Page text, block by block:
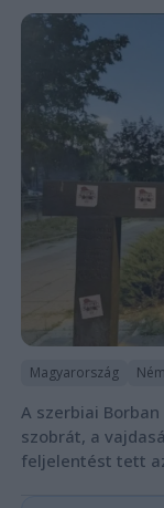
Magyarország
A szerbiai
szobrát, a
feljelentést tett